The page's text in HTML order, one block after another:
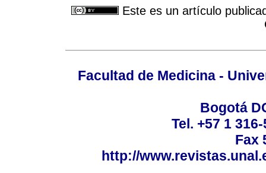
Este es un artículo
Facultad de Medicina -
Bogotá
Tel. +57 1
Fax
http://